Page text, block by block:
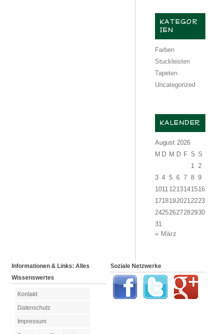
KATEGOR
IEN
Farben
Stuckleisten
Tapeten
Uncategorized
KALENDER
August 2026
M D M D F S S
1
2
3 4 5 6 7 8 9
1011 1213141516
1718192021 2223
24252627282930
31
« März
Informationen & Links: Alles
Wissenswertes
Kontakt
Datenschutz
Impressum
Soziale Netzwerke